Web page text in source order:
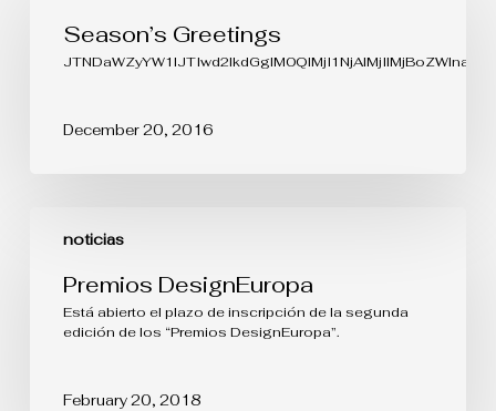
Season’s Greetings
December 20, 2016
noticias
DesignEuropa
Premios DesignEuropa
Está abierto el plazo de inscripción de la segunda
edición de los “Premios DesignEuropa”.
February 20, 2018